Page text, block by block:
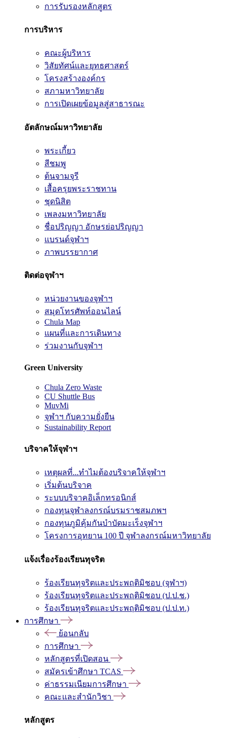
การรับรองหลักสูตร
การบริหาร
คณะผู้บริหาร
วิสัยทัศน์และยุทธศาสตร์
โครงสร้างองค์กร
สภามหาวิทยาลัย
การเปิดเผยข้อมูลสู่สาธารณะ
อัตลักษณ์มหาวิทยาลัย
พระเกี้ยว
สีชมพู
ต้นจามจุรี
เสื้อครุยพระราชทาน
ชุดนิสิต
เพลงมหาวิทยาลัย
ชื่อปริญญา อักษรย่อปริญญา
แบรนด์จุฬาฯ
ภาพบรรยากาศ
ติดต่อจุฬาฯ
หน่วยงานของจุฬาฯ
สมุดโทรศัพท์ออนไลน์
Chula Map
แผนที่และการเดินทาง
ร่วมงานกับจุฬาฯ
Green University
Chula Zero Waste
CU Shuttle Bus
MuvMi
จุฬาฯ กับความยั่งยืน
Sustainability Report
บริจาคให้จุฬาฯ
เหตุผลที่...ทำไมต้องบริจาคให้จุฬาฯ
เริ่มต้นบริจาค
ระบบบริจาคอิเล็กทรอนิกส์
กองทุนจุฬาลงกรณ์บรมราชสมภพฯ
กองทุนภูมิคุ้มกันบำบัดมะเร็งจุฬาฯ
โครงการอุทยาน 100 ปี จุฬาลงกรณ์มหาวิทยาลัย
แจ้งเรื่องร้องเรียนทุจริต
ร้องเรียนทุจริตและประพฤติมิชอบ (จุฬาฯ)
ร้องเรียนทุจริตและประพฤติมิชอบ (ป.ป.ช.)
ร้องเรียนทุจริตและประพฤติมิชอบ (ป.ป.ท.)
การศึกษา
ย้อนกลับ
การศึกษา
หลักสูตรที่เปิดสอน
สมัครเข้าศึกษา TCAS
ค่าธรรมเนียมการศึกษา
คณะและสำนักวิชา
หลักสูตร